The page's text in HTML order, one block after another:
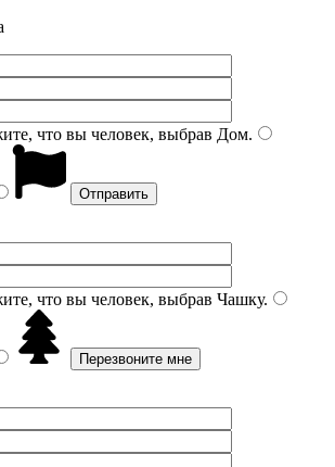
что вы человек, выбрав Дом.
что вы человек, выбрав Чашку.